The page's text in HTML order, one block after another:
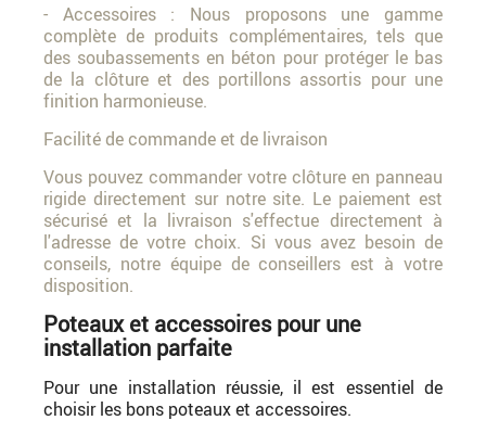
- Accessoires : Nous proposons une gamme
complète de produits complémentaires, tels que
des soubassements en béton pour protéger le bas
de la clôture et des portillons assortis pour une
finition harmonieuse.
Facilité de commande et de livraison
Vous pouvez commander votre clôture en panneau
rigide directement sur notre site. Le paiement est
sécurisé et la livraison s'effectue directement à
l'adresse de votre choix. Si vous avez besoin de
conseils, notre équipe de conseillers est à votre
disposition.
Poteaux et accessoires pour une
installation parfaite
Pour une installation réussie, il est essentiel de
choisir les bons poteaux et accessoires.